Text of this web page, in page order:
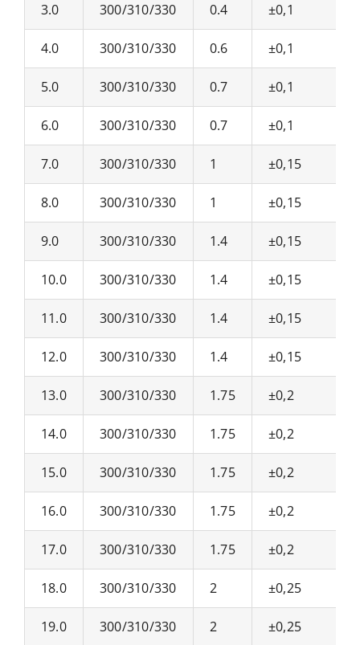
3.0 300/310/330 0.4 ±0,1
4.0 300/310/330 0.6 ±0,1
5.0 300/310/330 0.7 ±0,1
6.0 300/310/330 0.7 ±0,1
7.0 300/310/330 1 ±0,15
8.0 300/310/330 1 ±0,15
9.0 300/310/330 1.4 ±0,15
10.0 300/310/330 1.4 ±0,15
11.0 300/310/330 1.4 ±0,15
12.0 300/310/330 1.4 ±0,15
13.0 300/310/330 1.75 ±0,2
14.0 300/310/330 1.75 ±0,2
15.0 300/310/330 1.75 ±0,2
16.0 300/310/330 1.75 ±0,2
17.0 300/310/330 1.75 ±0,2
18.0 300/310/330 2 ±0,25
19.0 300/310/330 2 ±0,25